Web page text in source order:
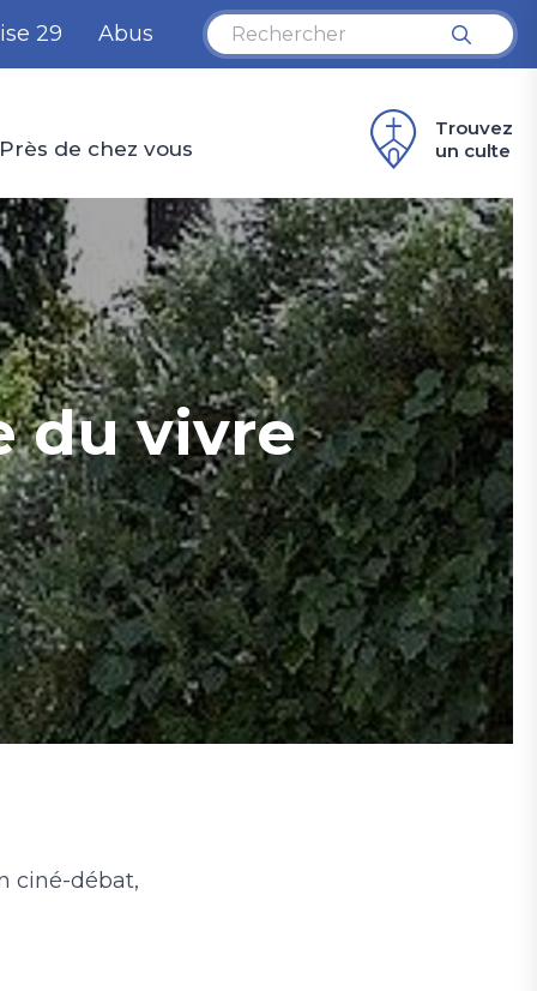
29 Abus
Près de chez vous
Trouvez
un culte
du vivre
ciné-débat,